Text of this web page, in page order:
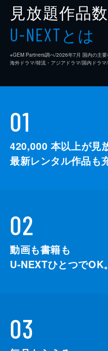
見放題作品数
U-NEXTとは
※GEM Partners調べ/2026年7⽉ 国内の主
海外ドラマ/韓流・アジアドラマ/国内ドラマ
01
420,000 本以上が見
最新レンタル作品も
02
動画も書籍も
U-NEXTひとつでOK。
03